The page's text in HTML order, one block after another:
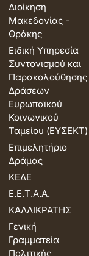
Διοίκηση
Μακεδονίας -
Θράκης
Ειδική Υπηρεσία
Συντονισμού και
Παρακολούθησης
Δράσεων
Ευρωπαϊκού
Κοινωνικού
Ταμείου (ΕΥΣΕΚΤ)
Επιμελητήριο
Δράμας
ΚΕΔΕ
Ε.Ε.Τ.Α.Α.
ΚΑΛΛΙΚΡΑΤΗΣ
Γενική
Γραμματεία
Πολιτικής